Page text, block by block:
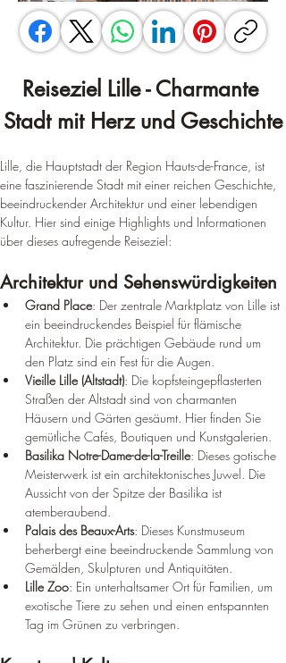
Reiseziel Lille - Charmante
Stadt mit Herz und Geschichte
Lille, die Hauptstadt der Region Hauts-de-France, ist
eine faszinierende Stadt mit einer reichen Geschichte,
beeindruckender Architektur und einer lebendigen
Kultur. Hier sind einige Highlights und Informationen
über dieses aufregende Reiseziel:
Architektur und Sehenswürdigkeiten
Grand Place: Der zentrale Marktplatz von Lille ist
ein beeindruckendes Beispiel für flämische
Architektur. Die prächtigen Gebäude rund um
den Platz sind ein Fest für die Augen.
Vieille Lille (Altstadt): Die kopfsteingepflasterten
Straßen der Altstadt sind von charmanten
Häusern und Gärten gesäumt. Hier finden Sie
gemütliche Cafés, Boutiquen und Kunstgalerien.
Basilika Notre-Dame-de-la-Treille: Dieses gotische
Meisterwerk ist ein architektonisches Juwel. Die
Aussicht von der Spitze der Basilika ist
atemberaubend.
Palais des Beaux-Arts: Dieses Kunstmuseum
beherbergt eine beeindruckende Sammlung von
Gemälden, Skulpturen und Antiquitäten.
Lille Zoo: Ein unterhaltsamer Ort für Familien, um
exotische Tiere zu sehen und einen entspannten
Tag im Grünen zu verbringen.